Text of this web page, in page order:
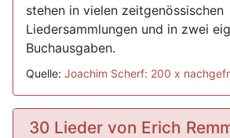
stehen in vielen zeitgenössischen
Liedersammlungen und in zwei
Buchausgaben.
Quelle: Joachim Scherf: 200 x
30 Lieder von Erich